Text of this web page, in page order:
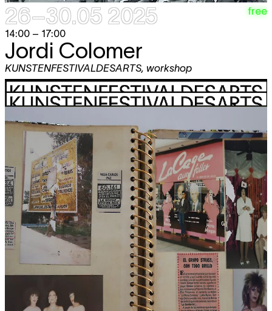
26–30.05 2025
14:00 – 17:00
free
Jordi Colomer
KUNSTENFESTIVALDESARTS, workshop